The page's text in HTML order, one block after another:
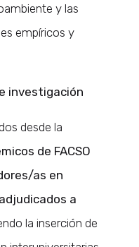
y las
empíricos y
investigación
desde la
de FACSO
as en
a
la inserción de